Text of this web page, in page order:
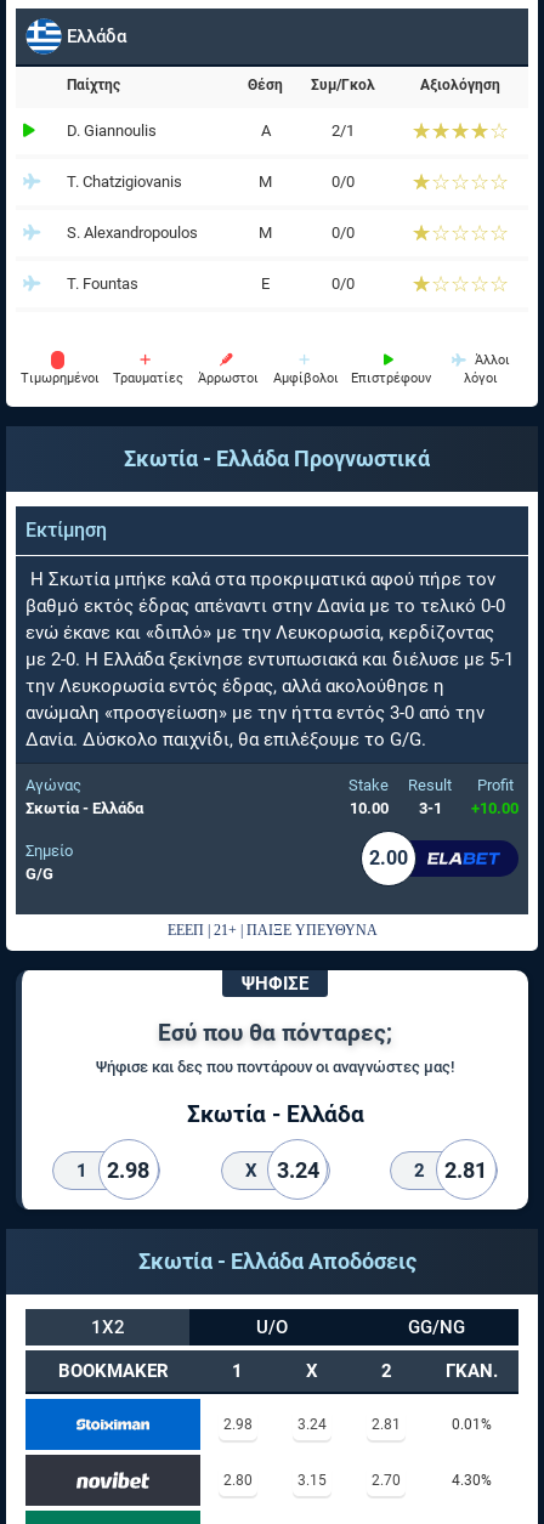
Ελλάδα
Παίχτης Θέση Συμ/Γκολ Αξιολόγηση
D. Giannoulis Α 2/1 ☆☆☆☆☆
★★★★★
T. Chatzigiovanis Μ 0/0 ☆☆☆☆☆
★★★★★
S. Alexandropoulos Μ 0/0 ☆☆☆☆☆
★★★★★
T. Fountas Ε 0/0 ☆☆☆☆☆
★★★★★
Tιμωρημένοι Τραυματίες Άρρωστοι Αμφίβολοι Επιστρέφουν
Άλλοι
λόγοι
Σκωτία - Ελλάδα Προγνωστικά
Εκτίμηση
Η Σκωτία μπήκε καλά στα προκριματικά αφού πήρε τον
βαθμό εκτός έδρας απέναντι στην Δανία με το τελικό 0-0
ενώ έκανε και «διπλό» με την Λευκορωσία, κερδίζοντας
με 2-0. Η Ελλάδα ξεκίνησε εντυπωσιακά και διέλυσε με 5-1
την Λευκορωσία εντός έδρας, αλλά ακολούθησε η
ανώμαλη «προσγείωση» με την ήττα εντός 3-0 από την
Δανία. Δύσκολο παιχνίδι, θα επιλέξουμε το G/G.
Αγώνας
Σκωτία - Ελλάδα
Stake
10.00
Result
3-1
Profit
+10.00
Σημείο
G/G
2.00
ΕΕΕΠ | 21+ | ΠΑΙΞΕ ΥΠΕΥΘΥΝΑ
ΨΗΦΙΣΕ
Εσύ που θα πόνταρες;
Ψήφισε και δες που ποντάρουν οι αναγνώστες μας!
Σκωτία - Ελλάδα
1 2.98 X 3.24 2 2.81
Σκωτία - Ελλάδα Αποδόσεις
1X2 U/O
GG/NG
BOOKMAKER
1 X 2 ΓΚΑΝ.
2.98 3.24 2.81 0.01%
2.80 3.15 2.70 4.30%